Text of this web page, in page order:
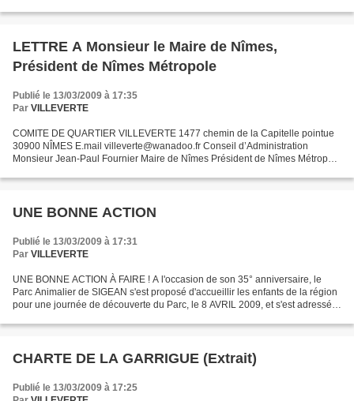
LETTRE A Monsieur le Maire de Nîmes,
Président de Nîmes Métropole
Publié le 13/03/2009 à 17:35
Par VILLEVERTE
COMITE DE QUARTIER VILLEVERTE 1477 chemin de la Capitelle pointue
30900 NÎMES E.mail villeverte@wanadoo.fr Conseil d’Administration
Monsieur Jean-Paul Fournier Maire de Nîmes Président de Nîmes Métropole
UNE BONNE ACTION
Publié le 13/03/2009 à 17:31
Par VILLEVERTE
UNE BONNE ACTION À FAIRE ! A l'occasion de son 35° anniversaire, le
Parc Animalier de SIGEAN s'est proposé d'accueillir les enfants de la région
pour une journée de découverte du Parc, le 8 AVRIL 2009, et s'est adressé
CHARTE DE LA GARRIGUE (Extrait)
Publié le 13/03/2009 à 17:25